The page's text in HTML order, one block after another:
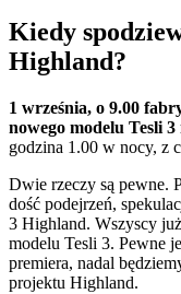
Kiedy
Highland?
1 września, o 9.00
nowego modelu Tesli
godzina 1.00 w nocy, z
Dwie rzeczy są pewne.
dość podejrzeń,
3 Highland. Wszyscy
modelu Tesli 3. Pewne
premiera, nadal
projektu Highland.